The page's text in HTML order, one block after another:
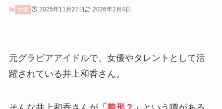
女優 2025年11月27日 2026年2月4日
元グラビアアイドルで、女優やタレントとして活
躍されている井上和香さん。